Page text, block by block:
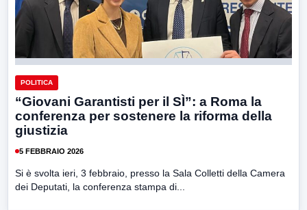
POLITICA
“Giovani Garantisti per il SÌ”: a Roma la
conferenza per sostenere la riforma della
giustizia
5 FEBBRAIO 2026
Si è svolta ieri, 3 febbraio, presso la Sala Colletti della Camera
dei Deputati, la conferenza stampa di...